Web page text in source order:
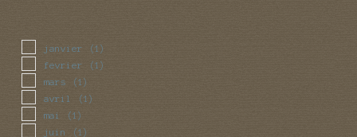
janvier (1)
fevrier (1)
mars (1)
avril (1)
mai (1)
juin (1)